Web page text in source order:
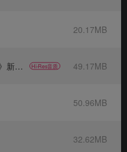
20.17MB
回到你身边 (电影《奇迹·笨小孩》新愿曲) Hi-Res音质 49.17MB
50.96MB
32.62MB